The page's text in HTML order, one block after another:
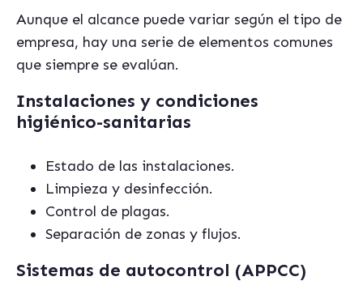
Aunque el alcance puede variar según el tipo de
empresa, hay una serie de elementos comunes
que siempre se evalúan.
Instalaciones y condiciones
higiénico-sanitarias
Estado de las instalaciones.
Limpieza y desinfección.
Control de plagas.
Separación de zonas y flujos.
Sistemas de autocontrol (APPCC)